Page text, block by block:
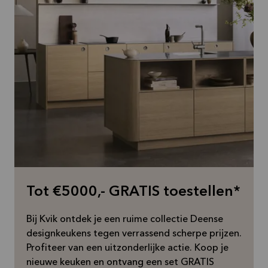
Tot €5000,- GRATIS toestellen*
Bij Kvik ontdek je een ruime collectie Deense
designkeukens tegen verrassend scherpe prijzen.
Profiteer van een uitzonderlijke actie. Koop je
nieuwe keuken en ontvang een set GRATIS